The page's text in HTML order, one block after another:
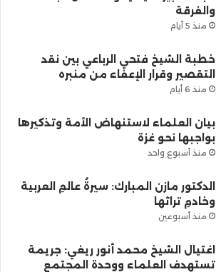
والفرقة
منذ 5 أيام
خطبة الشيخ فتحي الرباعي بين نقد
التقصير وقرار الإعفاء من منبره
منذ 6 أيام
بيان العلماء لاستنهاض الأمة وتذكيرها
بواجبها نحو غزة
منذ أسبوع واحد
الدكتور مازن المبارك: سيرةُ عالمِ العربية
وخادمِ تراثها
منذ أسبوعين
اغتيال الشيخ محمد أنور ريغي: جريمة
تستهدف العلماء ووحدة المجتمع